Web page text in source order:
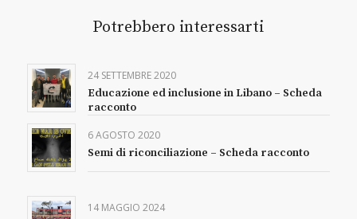
Potrebbero interessarti
24 SETTEMBRE 2020
Educazione ed inclusione in Libano – Scheda
racconto
6 AGOSTO 2020
Semi di riconciliazione – Scheda racconto
14 MAGGIO 2024